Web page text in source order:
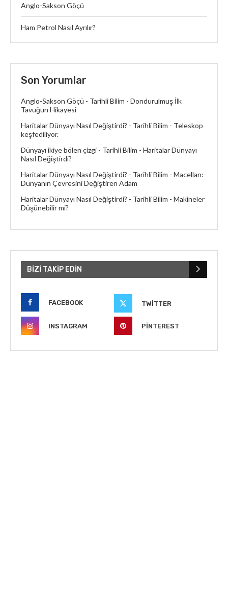
Anglo-Sakson Göçü
Ham Petrol Nasıl Ayrılır?
Son Yorumlar
Anglo-Sakson Göçü - Tarihli Bilim - Dondurulmuş İlk
Tavuğun Hikayesi
Haritalar Dünyayı Nasıl Değiştirdi? - Tarihli Bilim - Teleskop
keşfediliyor.
Dünyayı ikiye bölen çizgi - Tarihli Bilim - Haritalar Dünyayı
Nasıl Değiştirdi?
Haritalar Dünyayı Nasıl Değiştirdi? - Tarihli Bilim - Macellan:
Dünyanın Çevresini Değiştiren Adam
Haritalar Dünyayı Nasıl Değiştirdi? - Tarihli Bilim - Makineler
Düşünebilir mi?
BIZI TAKIP EDIN
FACEBOOK TWITTER
INSTAGRAM PINTEREST